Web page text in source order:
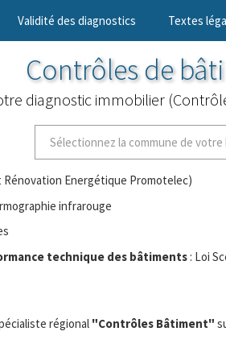
Validité des diagnostics Textes
Contrôles de
diagnostic immobilier
Sélectionnez la commune de votre
Rénovation Energétique Promotelec)
infrarouge
technique des bâtiments : Loi
régional "Contrôles Bâtiment"